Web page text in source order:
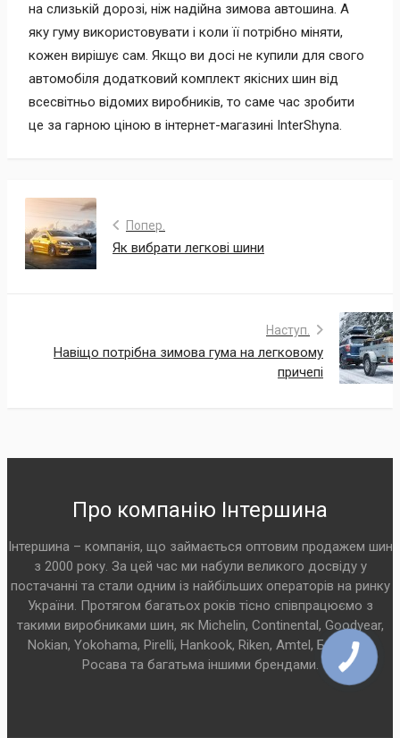
на слизькій дорозі, ніж надійна зимова автошина. А
яку гуму використовувати і коли її потрібно міняти,
кожен вирішує сам. Якщо ви досі не купили для свого
автомобіля додатковий комплект якісних шин від
всесвітньо відомих виробників, то саме час зробити
це за гарною ціною в інтернет-магазині InterShyna.
Попер.
Як вибрати легкові шини
Наступ.
Навіщо потрібна зимова гума на легковому
причепі
Про компанію Інтершина
Інтершина – компанія, що займається оптовим продажем шин
з 2000 року. За цей час ми набули великого досвіду у
постачанні та стали одним із найбільших операторів на ринку
України. Протягом багатьох років тісно співпрацюємо з
такими виробниками шин, як Michelin, Continental, Goodyear,
Nokian, Yokohama, Pirelli, Hankook, Riken, Amtel, Белшина,
Росава та багатьма іншими брендами.